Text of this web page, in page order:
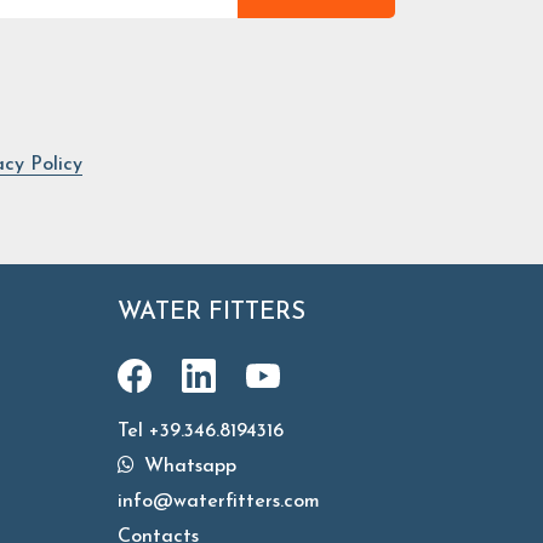
Policy
WATER FITTERS
Tel +39.346.8194316
Whatsapp
info@waterfitters.com
Contacts